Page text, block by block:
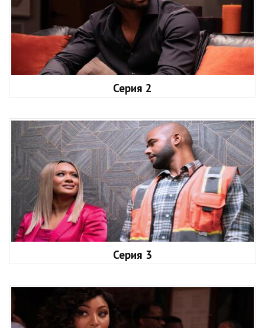
Серия 2
Серия 3